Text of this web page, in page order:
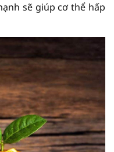
sẽ giúp cơ thể hấp